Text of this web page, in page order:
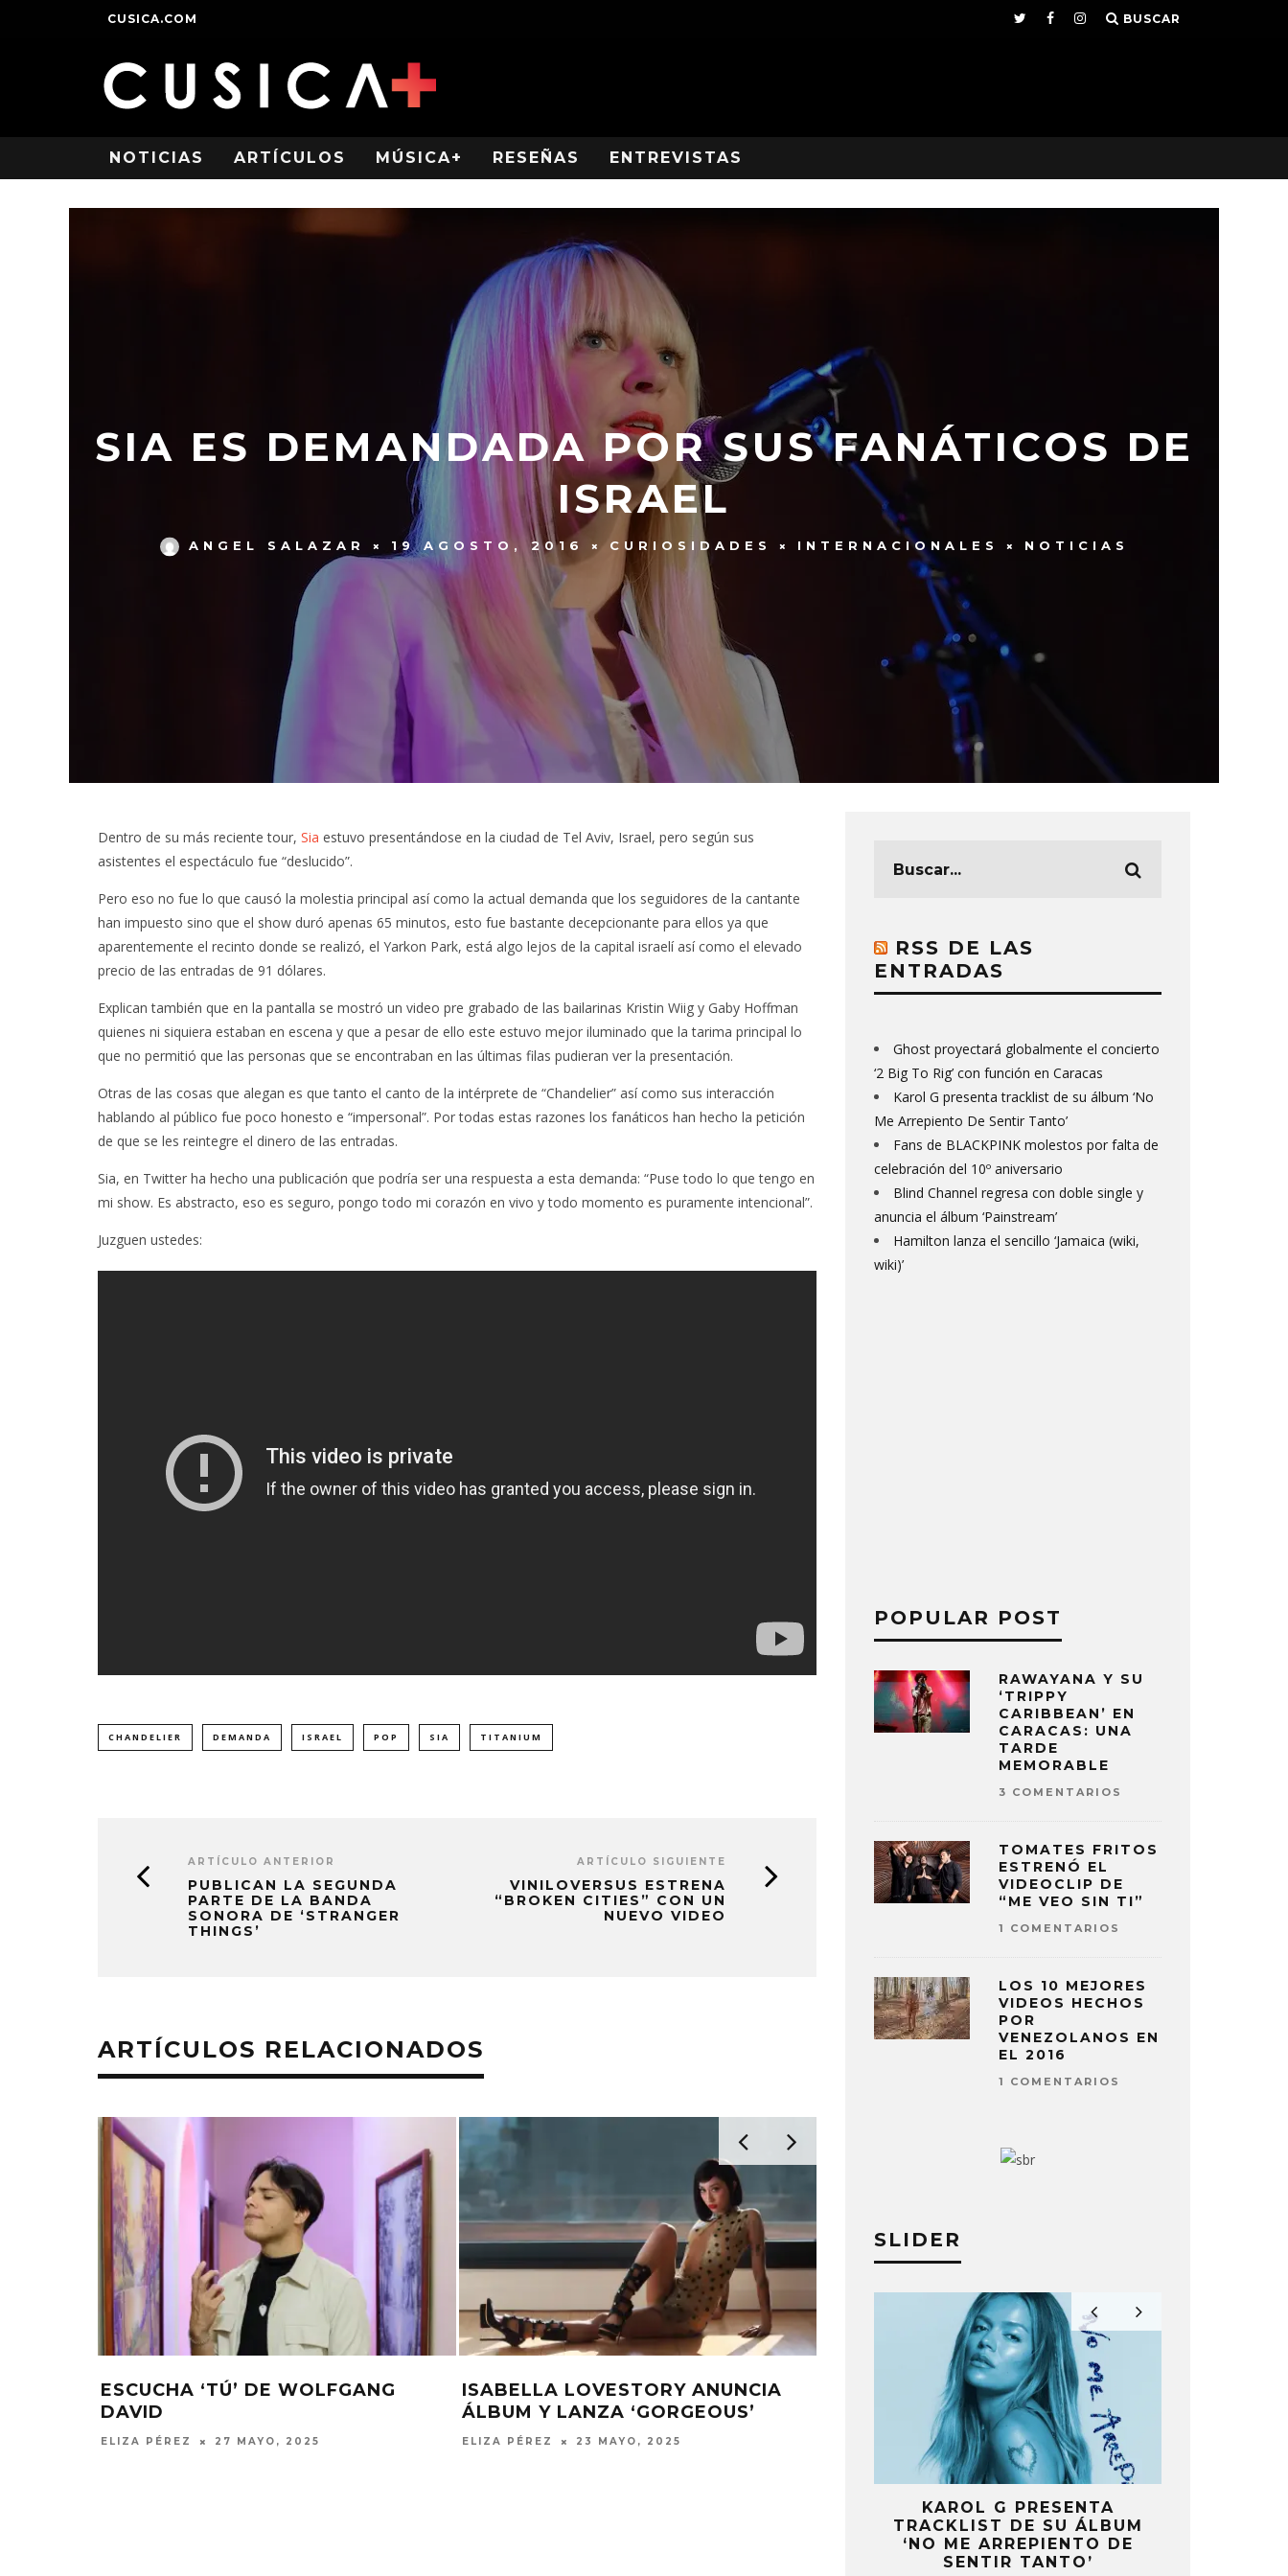
CUSICA.COM BUSCAR
NOTICIAS ARTÍCULOS MÚSICA+ RESEÑAS ENTREVISTAS
SIA ES DEMANDADA POR SUS FANÁTICOS DE
ISRAEL
ANGEL SALAZAR 19 AGOSTO, 2016 CURIOSIDADES INTERNACIONALES NOTICIAS
Dentro de su más reciente tour, Sia estuvo presentándose en la ciudad de Tel Aviv, Israel, pero según sus
asistentes el espectáculo fue “deslucido”.
Pero eso no fue lo que causó la molestia principal así como la actual demanda que los seguidores de la cantante
han impuesto sino que el show duró apenas 65 minutos, esto fue bastante decepcionante para ellos ya que
aparentemente el recinto donde se realizó, el Yarkon Park, está algo lejos de la capital israelí así como el elevado
precio de las entradas de 91 dólares.
Explican también que en la pantalla se mostró un video pre grabado de las bailarinas Kristin Wiig y Gaby Hoffman
quienes ni siquiera estaban en escena y que a pesar de ello este estuvo mejor iluminado que la tarima principal lo
que no permitió que las personas que se encontraban en las últimas filas pudieran ver la presentación.
Otras de las cosas que alegan es que tanto el canto de la intérprete de “Chandelier” así como sus interacción
hablando al público fue poco honesto e “impersonal”. Por todas estas razones los fanáticos han hecho la petición
de que se les reintegre el dinero de las entradas.
Sia, en Twitter ha hecho una publicación que podría ser una respuesta a esta demanda: “Puse todo lo que tengo en
mi show. Es abstracto, eso es seguro, pongo todo mi corazón en vivo y todo momento es puramente intencional”.
Juzguen ustedes:
CHANDELIER DEMANDA ISRAEL POP SIA TITANIUM
ARTÍCULO ANTERIOR
PUBLICAN LA SEGUNDA
PARTE DE LA BANDA
SONORA DE ‘STRANGER
THINGS’
ARTÍCULO SIGUIENTE
VINILOVERSUS ESTRENA
“BROKEN CITIES” CON UN
NUEVO VIDEO
ARTÍCULOS RELACIONADOS
ESCUCHA ‘TÚ’ DE WOLFGANG
DAVID
ELIZA PÉREZ 27 MAYO, 2025
ISABELLA LOVESTORY ANUNCIA
ÁLBUM Y LANZA ‘GORGEOUS’
ELIZA PÉREZ 23 MAYO, 2025
LORDE REGRESA CON EL SINGLE
‘WHAT WAS THAT’
24 ABRIL, 2025
RSS DE LAS
ENTRADAS
Ghost proyectará globalmente el concierto
‘2 Big To Rig’ con función en Caracas
Karol G presenta tracklist de su álbum ‘No
Me Arrepiento De Sentir Tanto’
Fans de BLACKPINK molestos por falta de
celebración del 10º aniversario
Blind Channel regresa con doble single y
anuncia el álbum ‘Painstream’
Hamilton lanza el sencillo ‘Jamaica (wiki,
wiki)’
POPULAR POST
RAWAYANA Y SU
‘TRIPPY
CARIBBEAN’ EN
CARACAS: UNA
TARDE
MEMORABLE
3 COMENTARIOS
TOMATES FRITOS
ESTRENÓ EL
VIDEOCLIP DE
“ME VEO SIN TI”
1 COMENTARIOS
LOS 10 MEJORES
VIDEOS HECHOS
POR
VENEZOLANOS EN
EL 2016
1 COMENTARIOS
SLIDER
KAROL G PRESENTA
TRACKLIST DE SU ÁLBUM
‘NO ME ARREPIENTO DE
SENTIR TANTO’